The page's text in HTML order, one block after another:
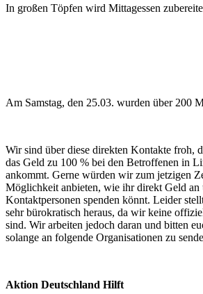
In großen Töpfen wird Mittagessen
Am Samstag, den 25.03. wurden über 200
Wir sind über diese direkten Kontakte froh,
das Geld zu 100 % bei den Betroffenen in
ankommt. Gerne würden wir zum jetzigen
Möglichkeit anbieten, wie ihr direkt Geld an
Kontaktpersonen spenden könnt. Leider
sehr bürokratisch heraus, da wir keine
sind. Wir arbeiten jedoch daran und bitten
solange an folgende Organisationen zu
Aktion Deutschland Hilft